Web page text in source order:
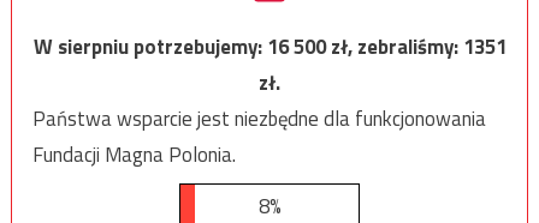
W sierpniu potrzebujemy:16 500zł, zebraliśmy:1351
zł.
Państwa wsparcie jest niezbędne dla funkcjonowania
Fundacji Magna Polonia.
8%